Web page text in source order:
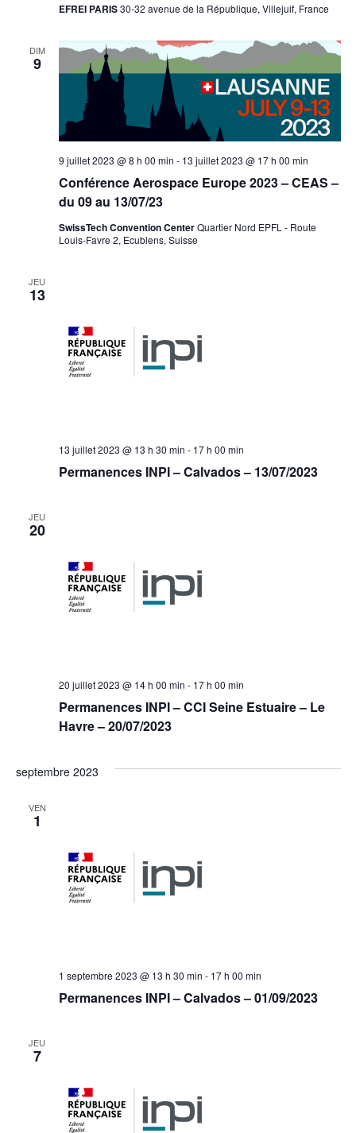
EFREI PARIS30-32 avenue de la République, Villejuif, France
DIM
9
Conférence Aerospace Europe 2023 – CEAS –
du 09 au 13/07/23
9 juillet 2023 @ 8 h 00 min - 13 juillet 2023 @ 17 h 00 min
SwissTech Convention CenterQuartier Nord EPFL - Route
Louis-Favre 2, Ecublens, Suisse
JEU
13
Permanences INPI – Calvados – 13/07/2023
13 juillet 2023 @ 13 h 30 min - 17 h 00 min
JEU
20
Permanences INPI – CCI Seine Estuaire – Le
Havre – 20/07/2023
20 juillet 2023 @ 14 h 00 min - 17 h 00 min
septembre 2023
VEN
1
Permanences INPI – Calvados – 01/09/2023
1 septembre 2023 @ 13 h 30 min - 17 h 00 min
JEU
7